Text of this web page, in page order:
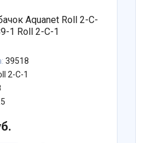
Aquanet Roll 2-C-
1 Roll 2-C-1
39518
2-C-1